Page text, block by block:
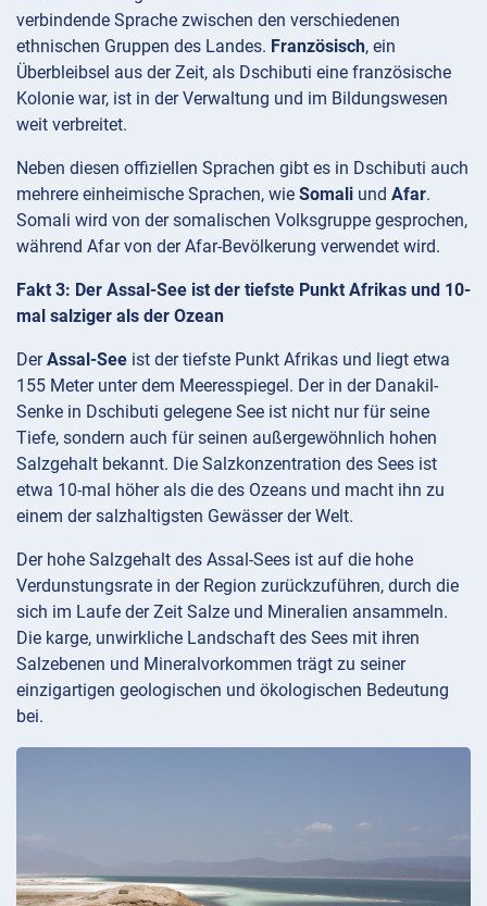
verbindende Sprache zwischen den verschiedenen
ethnischen Gruppen des Landes. Französisch, ein
Überbleibsel aus der Zeit, als Dschibuti eine französische
Kolonie war, ist in der Verwaltung und im Bildungswesen
weit verbreitet.
Neben diesen offiziellen Sprachen gibt es in Dschibuti auch
mehrere einheimische Sprachen, wie Somali und Afar.
Somali wird von der somalischen Volksgruppe gesprochen,
während Afar von der Afar-Bevölkerung verwendet wird.
Fakt 3: Der Assal-See ist der tiefste Punkt Afrikas und 10-
mal salziger als der Ozean
DerAssal-See ist der tiefste Punkt Afrikas und liegt etwa
155 Meter unter dem Meeresspiegel. Der in der Danakil-
Senke in Dschibuti gelegene See ist nicht nur für seine
Tiefe, sondern auch für seinen außergewöhnlich hohen
Salzgehalt bekannt. Die Salzkonzentration des Sees ist
etwa 10-mal höher als die des Ozeans und macht ihn zu
einem der salzhaltigsten Gewässer der Welt.
Der hohe Salzgehalt des Assal-Sees ist auf die hohe
Verdunstungsrate in der Region zurückzuführen, durch die
sich im Laufe der Zeit Salze und Mineralien ansammeln.
Die karge, unwirkliche Landschaft des Sees mit ihren
Salzebenen und Mineralvorkommen trägt zu seiner
einzigartigen geologischen und ökologischen Bedeutung
bei.